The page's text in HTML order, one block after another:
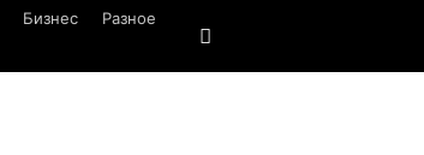
Бизнес
Разное